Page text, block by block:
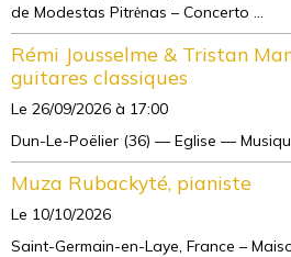
de Modestas Pitrėnas – Concerto ...
Rémi Jousselme & Tristan
guitares classiques
Le 26/09/2026 à 17:00
Dun-Le-Poëlier (36) — Eglise —
Muza Rubackyté, pianiste
Le 10/10/2026
Saint-Germain-en-Laye, France –